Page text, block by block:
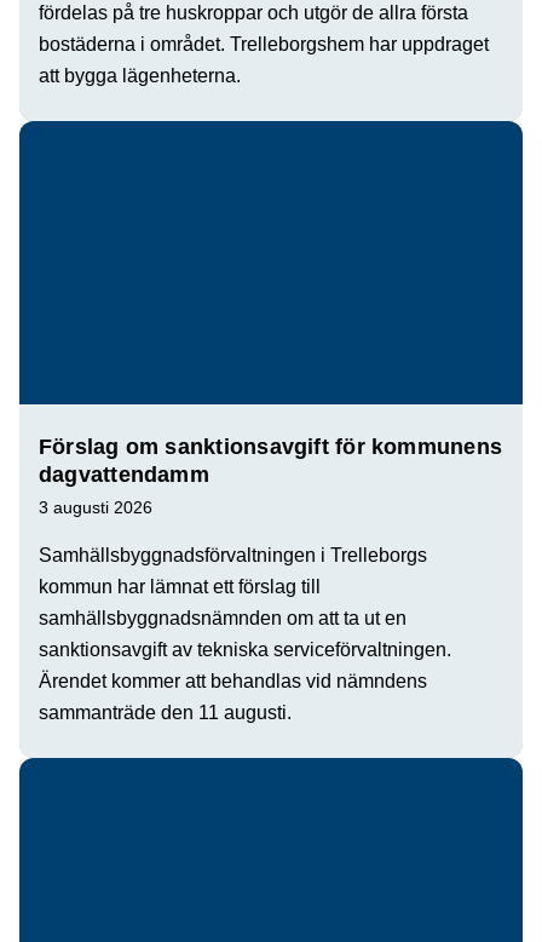
fördelas på tre huskroppar och utgör de allra första
bostäderna i området. Trelleborgshem har uppdraget
att bygga lägenheterna.
Förslag om sanktionsavgift för kommunens
dagvattendamm
3 augusti 2026
Samhällsbyggnadsförvaltningen i Trelleborgs
kommun har lämnat ett förslag till
samhällsbyggnadsnämnden om att ta ut en
sanktionsavgift av tekniska serviceförvaltningen.
Ärendet kommer att behandlas vid nämndens
sammanträde den 11 augusti.